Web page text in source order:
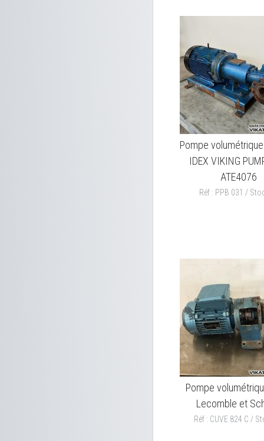
Pompe
IDEX VIKING
ATE4076
Réf : PPB 031 /
Pompe
Lecomble et
Réf : CUVE 824 C /